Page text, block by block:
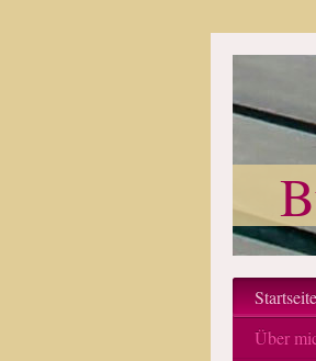
Startseite
Über